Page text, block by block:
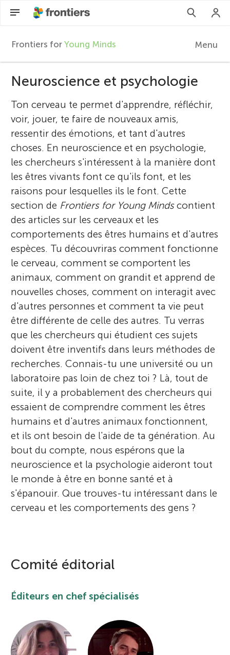
F
r
o
n
t
i
e
r
s
f
o
r
Y
o
u
n
d
Frontiers for Young Minds Menu
Articles
Participer
Sections
À propos
Neuroscience et psychologie
Ton cerveau te permet d'apprendre, réfléchir,
voir, jouer, te faire de nouveaux amis,
ressentir des émotions, et tant d'autres
choses. En neuroscience et en psychologie,
les chercheurs s'intéressent à la manière dont
les êtres vivants font ce qu'ils font, et les
raisons pour lesquelles ils le font. Cette
section de Frontiers for Young Mindscontient
des articles sur les cerveaux et les
comportements des êtres humains et d'autres
espèces. Tu découvriras comment fonctionne
le cerveau, comment se comportent les
animaux, comment on grandit et apprend de
nouvelles choses, comment on interagit avec
d'autres personnes et comment ta vie peut
être différente de celle des autres. Tu verras
que les chercheurs qui étudient ces sujets
doivent être inventifs dans leurs méthodes de
recherches. Connais-tu une université ou un
laboratoire pas loin de chez toi ? Là, tout de
suite, il y a probablement des chercheurs qui
essaient de comprendre comment les êtres
humains et d'autres animaux fonctionnent,
et ils ont besoin de l'aide de ta génération. Au
bout du compte, nous espérons que la
neuroscience et la psychologie aideront tout
le monde à être en bonne santé et à
s'épanouir. Que trouves-tu intéressant dans le
cerveau et les comportements des gens ?
Comité éditorial
Éditeurs en chef spécialisés